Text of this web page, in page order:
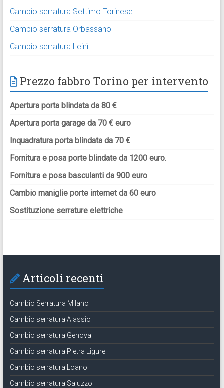
Cambio serratura Settimo Torinese
Cambio serratura Orbassano
Cambio serratura Leinì
Prezzo fabbro Torino per intervento
Apertura porta blindata da 80 €
Apertura porta garage da 70 € euro
Inquadratura porta blindata da 70 €
Fornitura e posa porte blindate da 1200 euro.
Fornitura e posa basculanti da 900 euro
Cambio maniglie porte internet da 60 euro
Sostituzione serrature elettriche
Articoli recenti
Cambio Serratura Milano
Cambio serratura Alassio
Cambio serratura Genova
Cambio serratura Pietra Ligure
Cambio serratura Loano
Cambio serratura Saluzzo